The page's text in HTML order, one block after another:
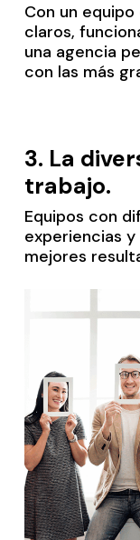
Con un
claros,
una agencia
con las más
3. La
trabajo.
Equipos con
experiencias
mejores